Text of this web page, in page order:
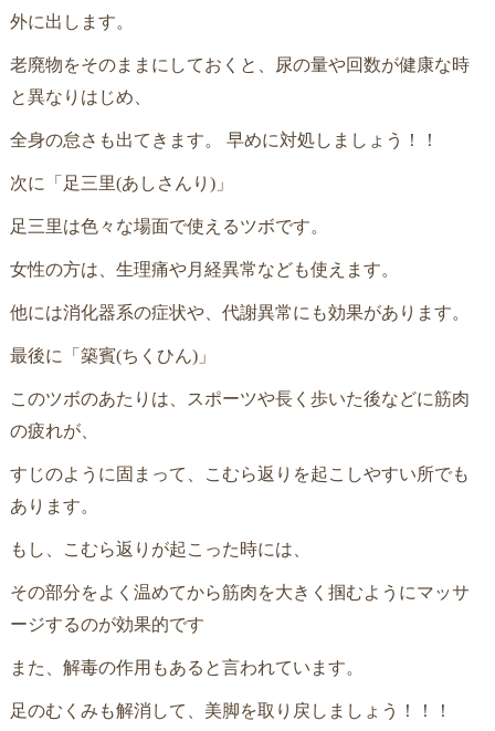
外に出します。
老廃物をそのままにしておくと、尿の量や回数が健康な時
と異なりはじめ、
全身の怠さも出てきます。 早めに対処しましょう！！
次に「足三里(あしさんり)」
足三里は色々な場面で使えるツボです。
女性の方は、生理痛や月経異常なども使えます。
他には消化器系の症状や、代謝異常にも効果があります。
最後に「築賓(ちくひん)」
このツボのあたりは、スポーツや長く歩いた後などに筋肉
の疲れが、
すじのように固まって、こむら返りを起こしやすい所でも
あります。
もし、こむら返りが起こった時には、
その部分をよく温めてから筋肉を大きく掴むようにマッサ
ージするのが効果的です
また、解毒の作用もあると言われています。
足のむくみも解消して、美脚を取り戻しましょう！！！